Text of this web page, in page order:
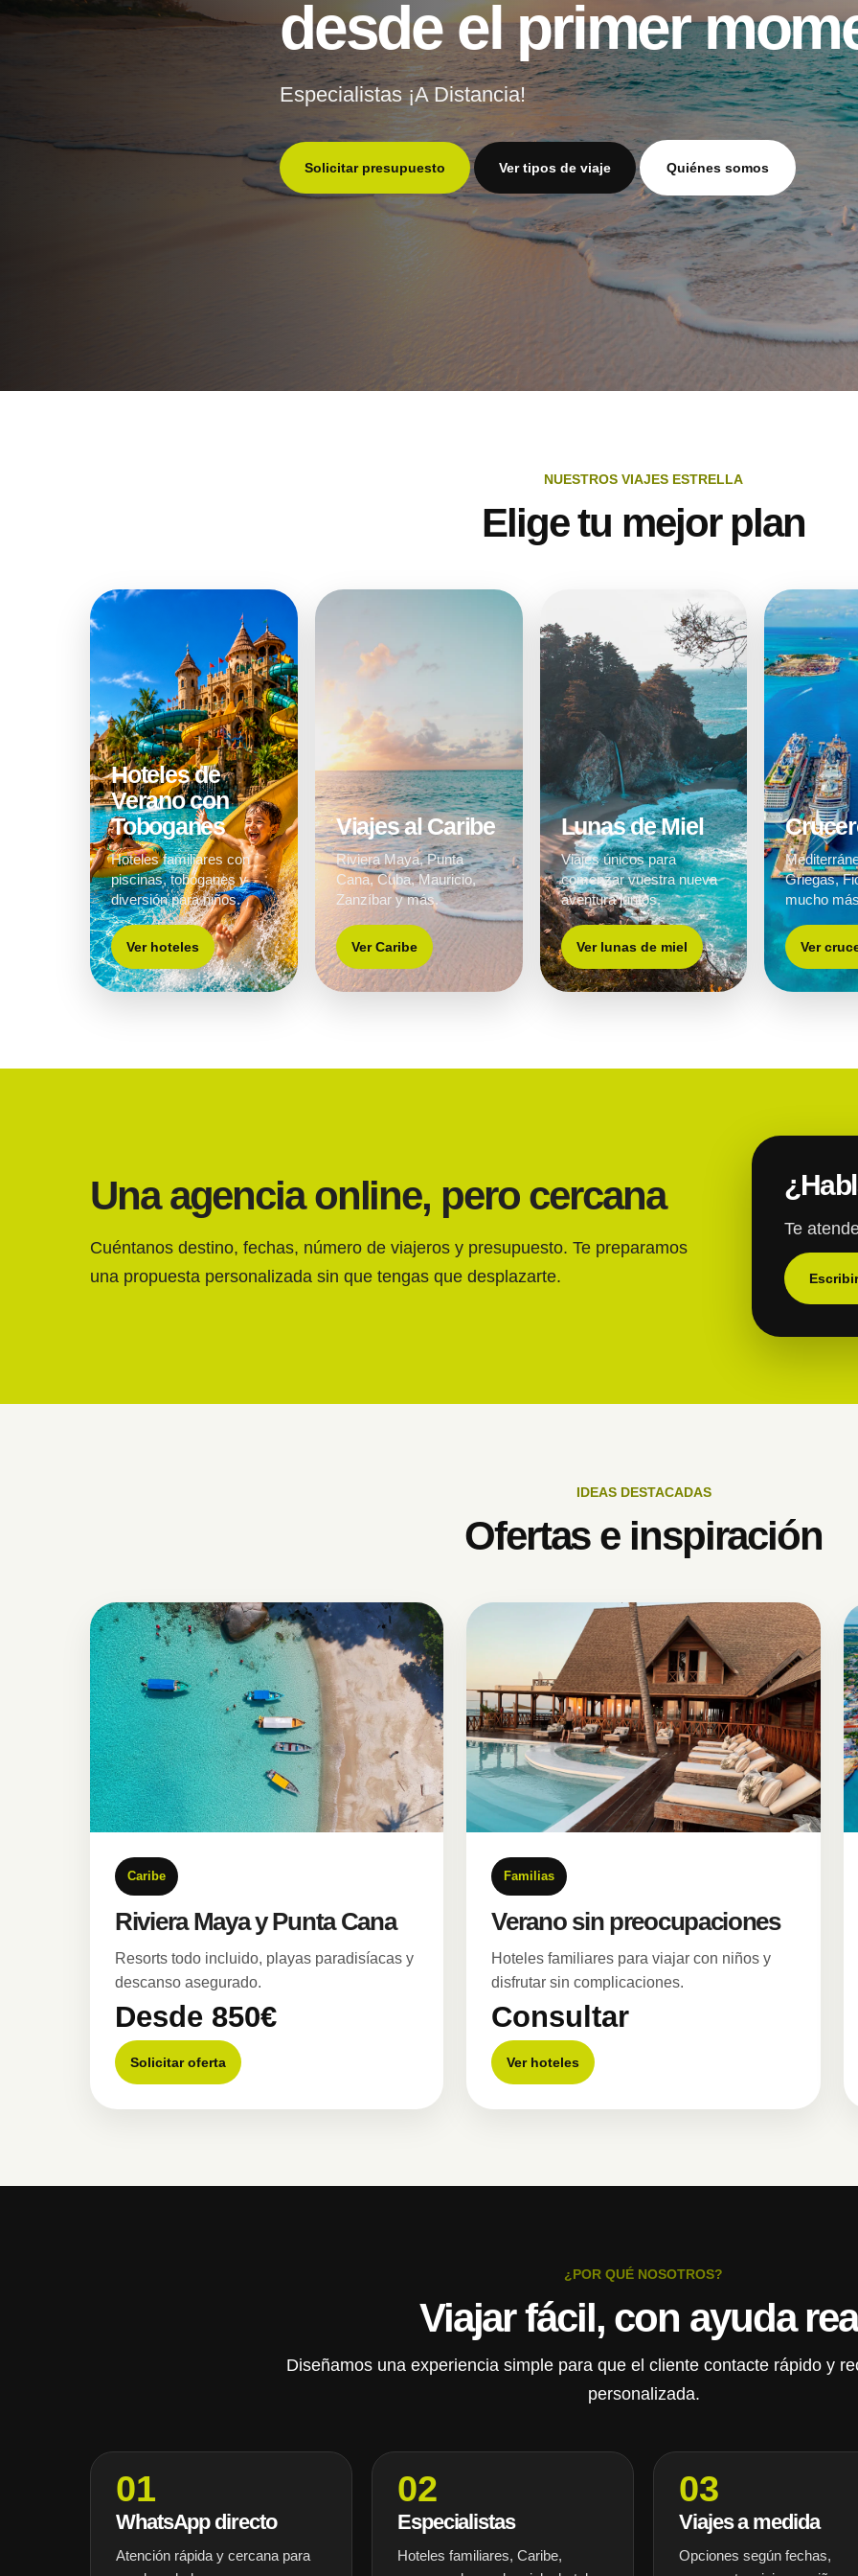
desde el primer
Especialistas ¡A Distancia!
Solicitar presupuesto Ver tipos de viaje Quiénes somos
NUESTROS VIAJES ESTRELLA
Elige tu mejor plan
Hoteles de
Verano con
Toboganes
Hoteles familiares con
piscinas, toboganes y
diversión para niños.
Ver hoteles
Viajes al Caribe
Riviera Maya, Punta
Cana, Cuba, Mauricio,
Zanzíbar y más.
Ver Caribe
Lunas de Miel
Viajes únicos para
comenzar vuestra nueva
aventura juntos.
Ver lunas de miel
Griegas,
mucho
Ver
Una agencia online, pero cercana
Cuéntanos destino, fechas, número de viajeros y presupuesto. Te preparamos
una propuesta personalizada sin que tengas que desplazarte.
Te
IDEAS DESTACADAS
Ofertas e inspiración
Caribe
Riviera Maya y Punta Cana
Resorts todo incluido, playas paradisíacas y
descanso asegurado.
Desde 850€
Solicitar oferta
Familias
Verano sin preocupaciones
Hoteles familiares para viajar con niños y
disfrutar sin complicaciones.
Consultar
Ver hoteles
¿POR QUÉ NOSOTROS?
Viajar fácil, con ayuda
Diseñamos una experiencia simple para que el cliente contacte rápido y
personalizada.
01
WhatsApp directo
Atención rápida y cercana para
02
Especialistas
Hoteles familiares, Caribe,
03
Viajes a medida
Opciones según fechas,